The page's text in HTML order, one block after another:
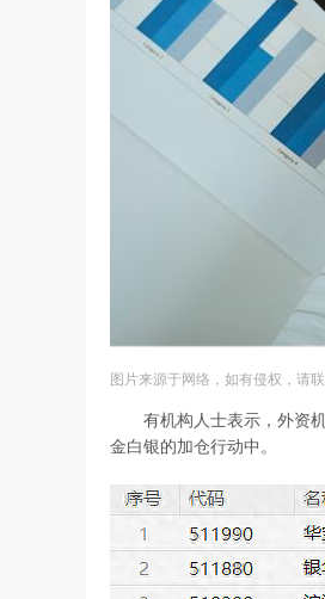
图片来源于网络，如有侵权，请
有机构人士表示，外资机
金白银的加仓行动中。